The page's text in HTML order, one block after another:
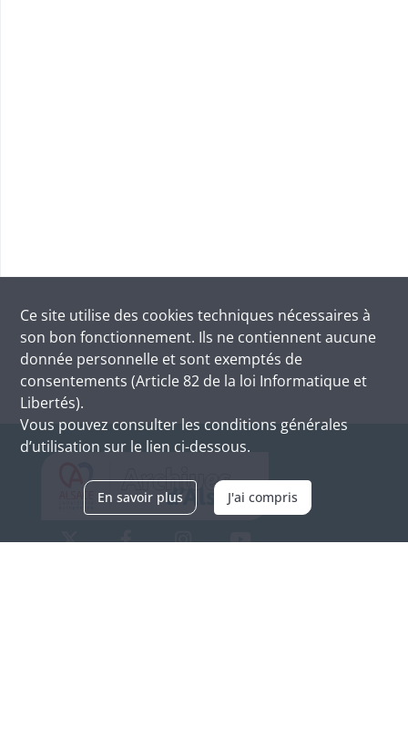
Ce site utilise des cookies techniques nécessaires à
son bon fonctionnement. Ils ne contiennent aucune
donnée personnelle et sont exemptés de
consentements (Article 82 de la loi Informatique et
Libertés).
Vous pouvez consulter les conditions générales
d’utilisation sur le lien ci-dessous.
En savoir plus J'ai compris